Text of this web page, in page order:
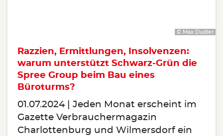
© Max Dudler
Razzien, Ermittlungen, Insolvenzen:
warum unterstützt Schwarz-Grün die
Spree Group beim Bau eines
Büroturms?
01.07.2024
Jeden Monat erscheint im
Gazette Verbrauchermagazin
Charlottenburg und Wilmersdorf ein